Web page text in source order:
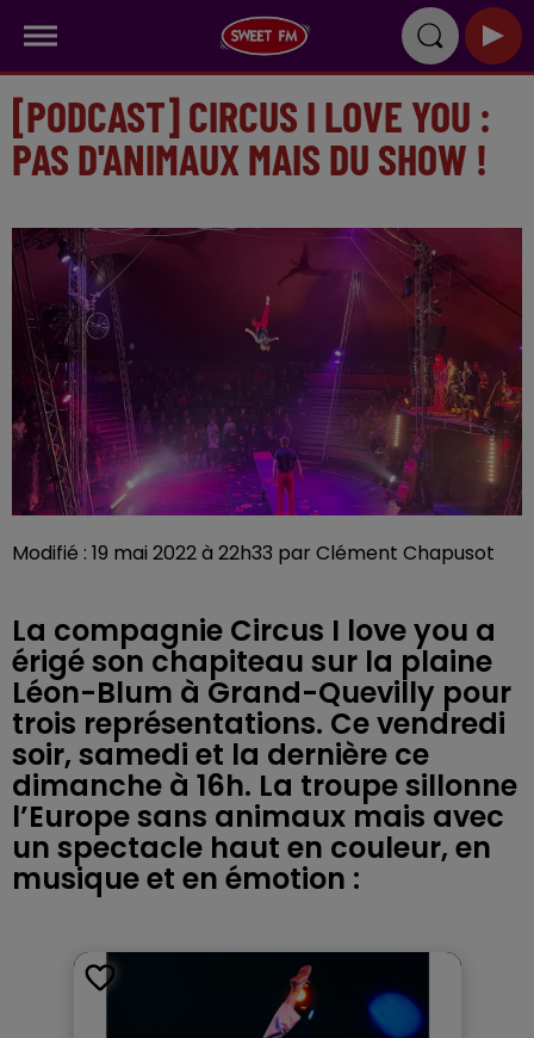
[PODCAST] CIRCUS I LOVE YOU :
PAS D'ANIMAUX MAIS DU SHOW !
Modifié : 19 mai 2022 à 22h33 par Clément Chapusot
La compagnie Circus I love you a
érigé son chapiteau sur la plaine
Léon-Blum à Grand-Quevilly pour
trois représentations. Ce vendredi
soir, samedi et la dernière ce
dimanche à 16h. La troupe sillonne
l’Europe sans animaux mais avec
un spectacle haut en couleur, en
musique et en émotion :